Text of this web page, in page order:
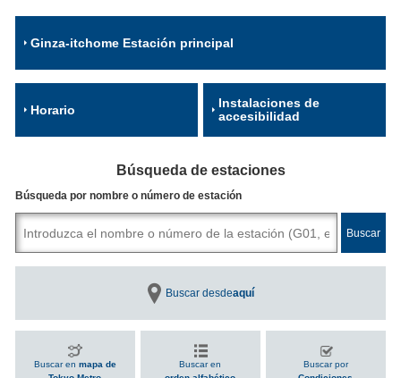
Ginza-itchome Estación principal
Horario
Instalaciones de
accesibilidad
Búsqueda de estaciones
Búsqueda por nombre o número de estación
Buscar en mapa de
Buscar en
Buscar por
Buscar desdeaquí